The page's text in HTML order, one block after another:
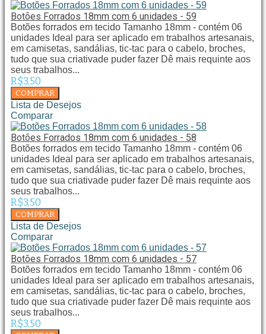
Botões Forrados 18mm com 6 unidades - 59
Botões forrados em tecido Tamanho 18mm - contém 06
unidades Ideal para ser aplicado em trabalhos artesanais,
em camisetas, sandálias, tic-tac para o cabelo, broches,
tudo que sua criativade puder fazer Dê mais requinte aos
seus trabalhos...
R$3,50
Lista de Desejos
Comparar
Botões Forrados 18mm com 6 unidades - 58
Botões forrados em tecido Tamanho 18mm - contém 06
unidades Ideal para ser aplicado em trabalhos artesanais,
em camisetas, sandálias, tic-tac para o cabelo, broches,
tudo que sua criativade puder fazer Dê mais requinte aos
seus trabalhos...
R$3,50
Lista de Desejos
Comparar
Botões Forrados 18mm com 6 unidades - 57
Botões forrados em tecido Tamanho 18mm - contém 06
unidades Ideal para ser aplicado em trabalhos artesanais,
em camisetas, sandálias, tic-tac para o cabelo, broches,
tudo que sua criativade puder fazer Dê mais requinte aos
seus trabalhos...
R$3,50